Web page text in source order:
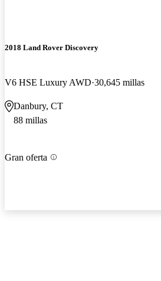
2018 Land Rover Discovery
V6 HSE Luxury AWD 30,645 millas
Danbury, CT
88 millas
Gran oferta